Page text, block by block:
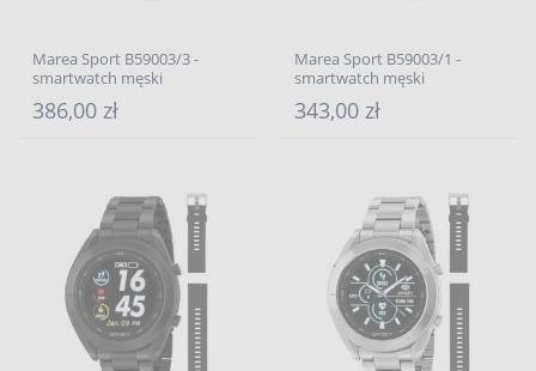
Marea Sport B59003/3 -
smartwatch męski
386,00 zł
Marea Sport B59003/1 -
smartwatch męski
343,00 zł